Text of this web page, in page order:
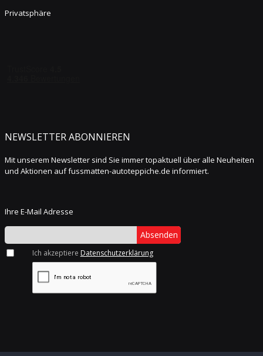
Privatsphäre
NEWSLETTER ABONNIEREN
Mit unserem Newsletter sind Sie immer topaktuell über alle Neuheiten
und Aktionen auf fussmatten-autoteppiche.de informiert.
Ihre E-Mail Adresse
Absenden
Ich akzeptiere Datenschutzerklärung